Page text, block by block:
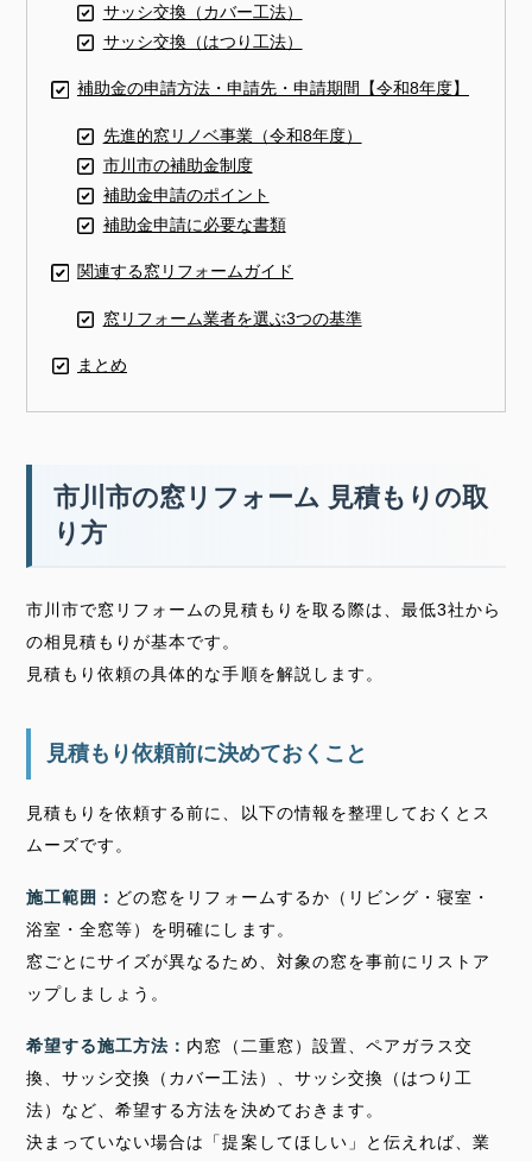
サッシ交換（カバー工法）
サッシ交換（はつり工法）
補助金の申請方法・申請先・申請期間【令和8年度】
先進的窓リノベ事業（令和8年度）
市川市の補助金制度
補助金申請のポイント
補助金申請に必要な書類
関連する窓リフォームガイド
窓リフォーム業者を選ぶ3つの基準
まとめ
市川市の窓リフォーム 見積もりの取
り方
市川市で窓リフォームの見積もりを取る際は、最低3社から
の相見積もりが基本です。
見積もり依頼の具体的な手順を解説します。
見積もり依頼前に決めておくこと
見積もりを依頼する前に、以下の情報を整理しておくとス
ムーズです。
施工範囲： どの窓をリフォームするか（リビング・寝室・
浴室・全窓等）を明確にします。
窓ごとにサイズが異なるため、対象の窓を事前にリストア
ップしましょう。
希望する施工方法： 内窓（二重窓）設置、ペアガラス交
換、サッシ交換（カバー工法）、サッシ交換（はつり工
法）など、希望する方法を決めておきます。
決まっていない場合は「提案してほしい」と伝えれば、業